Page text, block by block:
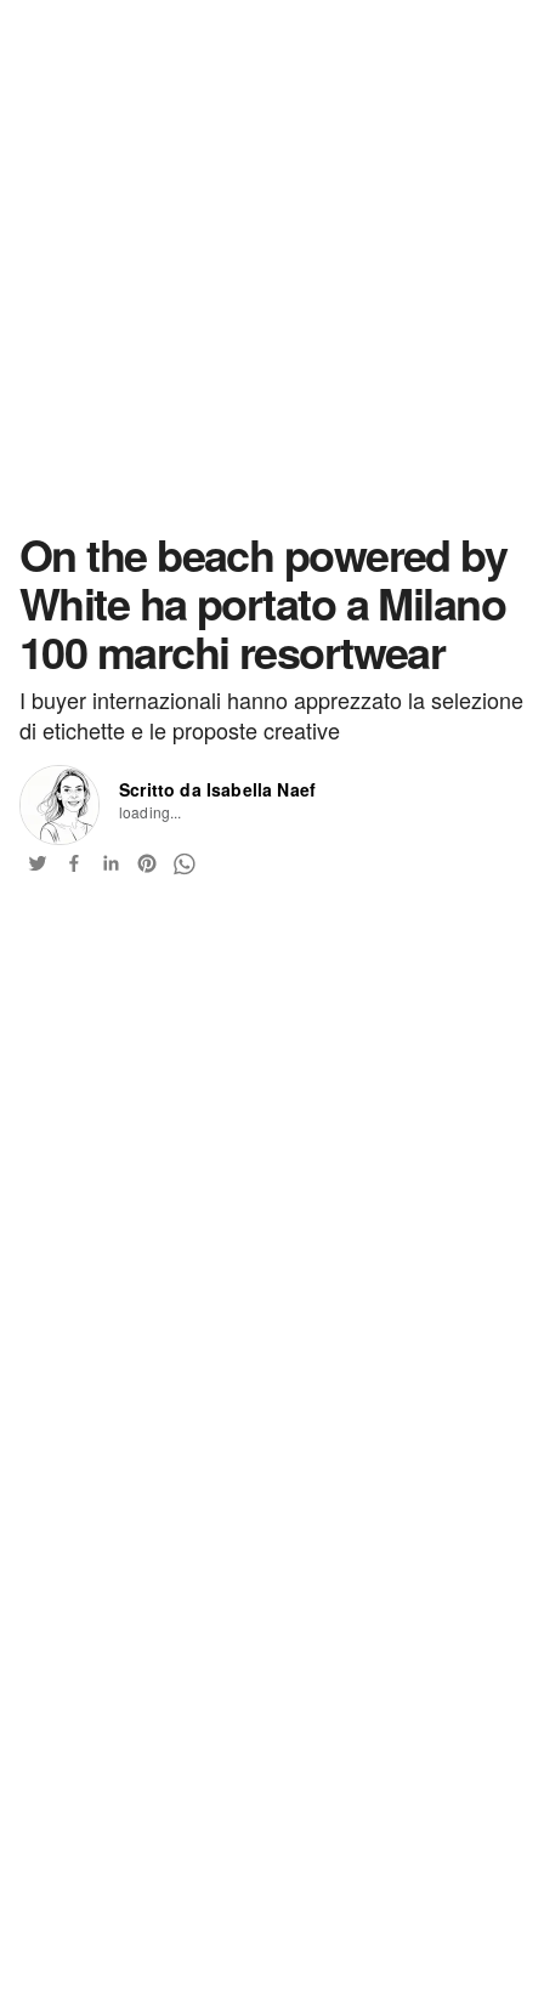
On the beach powered by
White ha portato a Milano
100 marchi resortwear
I buyer internazionali hanno apprezzato la selezione
di etichette e le proposte creative
Scritto da Isabella Naef
loading...